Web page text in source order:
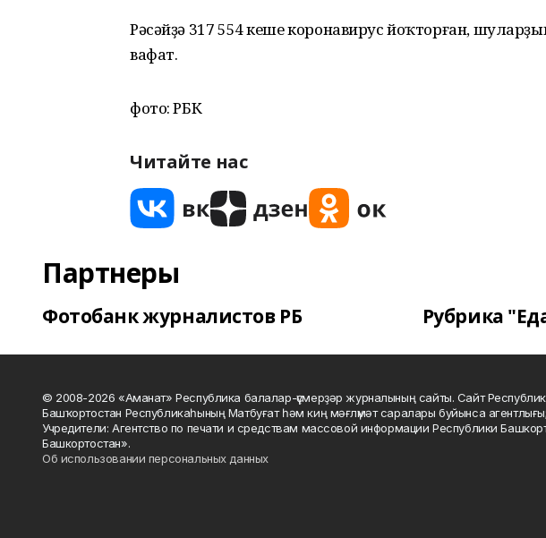
Рәсәйҙә 317 554 кеше коронавирус йоҡторған,
вафат.
фото: РБК
Читайте нас
Партнеры
Фотобанк журналистов РБ Рубрика
© 2008-2026 «Аманат» Республика балалар-үҫмерҙәр журналының сайты. Сайт
Башҡортостан Республикаһының Матбуғат һәм киң мәғлүмәт саралары буйынса
Учредители: Агентство по печати и средствам массовой информации Республики
Башкортостан».
Об использовании персональных данных